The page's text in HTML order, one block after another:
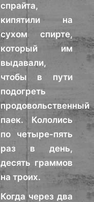
спрайта,
кипятили на
сухом спирте,
который им
выдавали,
чтобы в пути
подогреть
продовольственный
паек. Кололись
по четыре-пять
раз в день,
десять граммов
на троих.
Когда через два